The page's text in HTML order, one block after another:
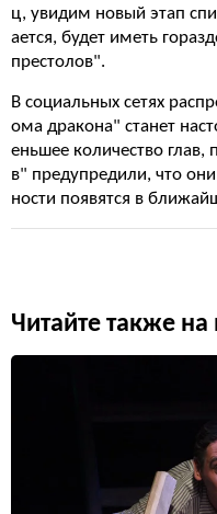
ц, увидим новый этап
ается, будет иметь
престолов".
В социальных сетях
ома дракона" станет
еньшее количество
в" предупредили, что
ности появятся в
Читайте также